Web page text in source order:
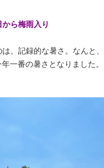
から梅雨入り
、記録的な暑さ。なんと、
一番の暑さとなりました。